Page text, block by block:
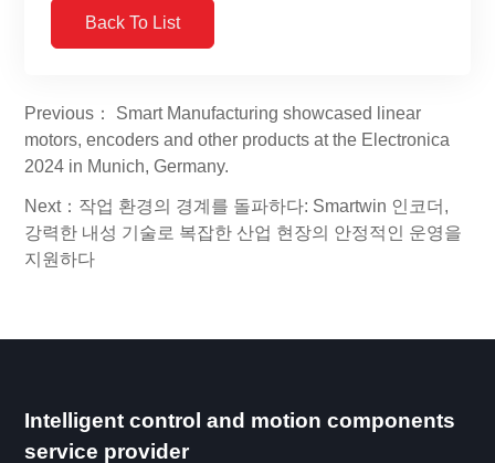
Back To List
Previous： Smart Manufacturing showcased linear
motors, encoders and other products at the Electronica
2024 in Munich, Germany.
Next：작업 환경의 경계를 돌파하다: Smartwin 인코더,
강력한 내성 기술로 복잡한 산업 현장의 안정적인 운영을
지원하다
Intelligent control and motion components
service provider